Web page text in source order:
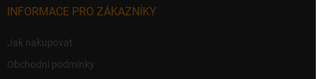
INFORMACE PRO ZÁKAZNÍKY
Jak nakupovat
Obchodní podmínky